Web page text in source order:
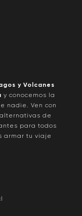
y Volcanes
y conocemos la
nadie. Ven con
de
para todos
armar tu viaje